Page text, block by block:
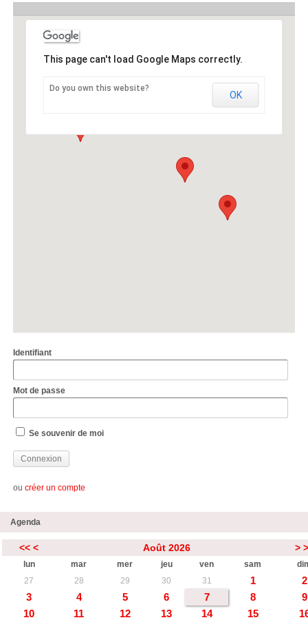
This page can't load Google Maps correctly.
Do you own this website?
OK
Identifiant
Mot de passe
Se souvenir de moi
ou créer un compte
Agenda
<< < Août 2026 >
lun mar mer jeu ven sam
27
28 29 30 31 1
2
3
4 5 6 7 8
9
10
11 12 13 14 15